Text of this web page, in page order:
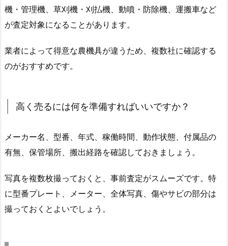
機・管理機、草刈機・刈払機、動噴・防除機、運搬車など
が査定対象になることがあります。
業者によって得意な農機具が違うため、複数社に確認する
のがおすすめです。
高く売るには何を準備すればいいですか？
メーカー名、型番、年式、稼働時間、動作状態、付属品の
有無、保管場所、搬出経路を確認しておきましょう。
写真を複数枚撮っておくと、事前査定がスムーズです。特
に型番プレート、メーター、全体写真、傷やサビの部分は
撮っておくとよいでしょう。